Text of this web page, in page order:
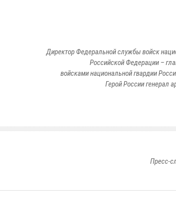
Директор Федеральной службы войск
Российской Федерации –
войсками национальной гвардии
Герой России генерал
Пресс-